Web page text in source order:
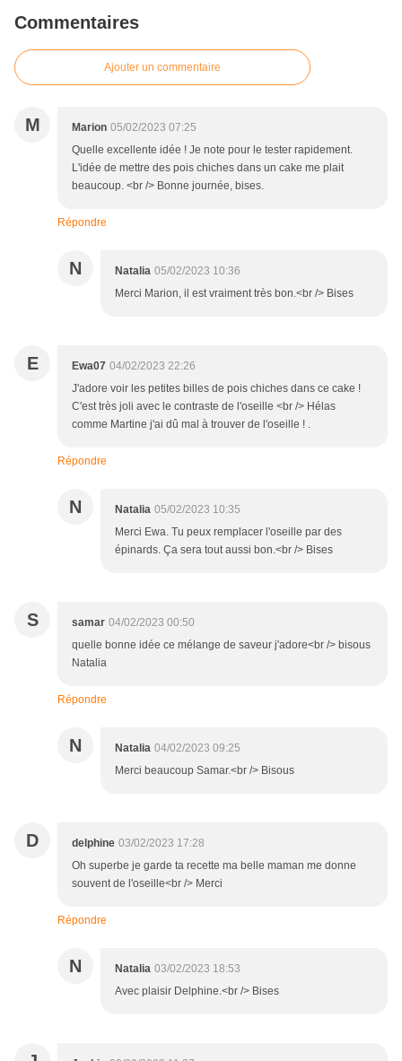
Commentaires
Ajouter un commentaire
M Marion 05/02/2023 07:25
Quelle excellente idée ! Je note pour le tester rapidement.
L'idée de mettre des pois chiches dans un cake me plait
beaucoup. <br /> Bonne journée, bises.
Répondre
N Natalia 05/02/2023 10:36
Merci Marion, il est vraiment très bon.<br /> Bises
E Ewa07 04/02/2023 22:26
J'adore voir les petites billes de pois chiches dans ce cake !
C'est très joli avec le contraste de l'oseille <br /> Hélas
comme Martine j'ai dû mal à trouver de l'oseille ! .
Répondre
N Natalia 05/02/2023 10:35
Merci Ewa. Tu peux remplacer l'oseille par des
épinards. Ça sera tout aussi bon.<br /> Bises
S samar 04/02/2023 00:50
quelle bonne idée ce mélange de saveur j'adore<br /> bisous
Natalia
Répondre
N Natalia 04/02/2023 09:25
Merci beaucoup Samar.<br /> Bisous
D delphine 03/02/2023 17:28
Oh superbe je garde ta recette ma belle maman me donne
souvent de l'oseille<br /> Merci
Répondre
N Natalia 03/02/2023 18:53
Avec plaisir Delphine.<br /> Bises